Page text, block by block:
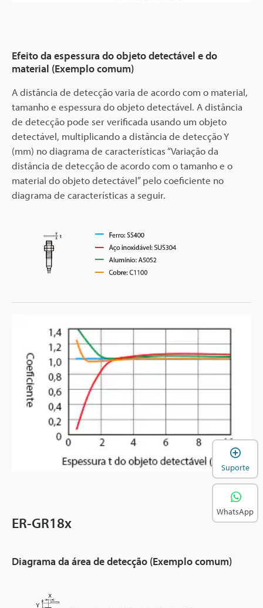
Efeito da espessura do objeto detectável e do
material (Exemplo comum)
A distância de detecção varia de acordo com o material,
tamanho e espessura do objeto detectável. A distância
de detecção pode ser verificada usando um objeto
detectável, multiplicando a distância de detecção Y
(mm) no diagrama de características “Variação da
distância de detecção de acordo com o tamanho e o
material do objeto detectável” pelo coeficiente no
diagrama de características a seguir.
ER-GR18x
Diagrama da área de detecção (Exemplo comum)
Suporte
WhatsApp